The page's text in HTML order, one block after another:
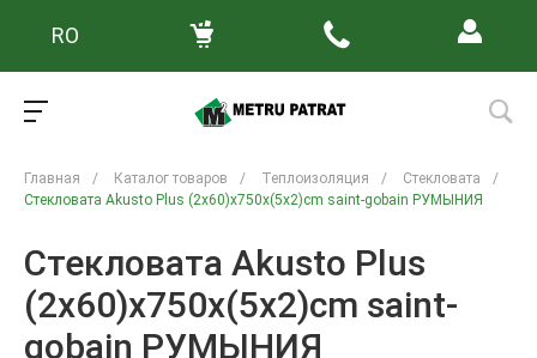
RO
Главная / Каталог товаров / Теплоизоляция / Стекловата
/
Стекловата Akusto Plus (2x60)x750x(5x2)cm saint-gobain РУМЫНИЯ
Стекловата Akusto Plus
(2x60)x750x(5x2)cm saint-
gobain РУМЫНИЯ